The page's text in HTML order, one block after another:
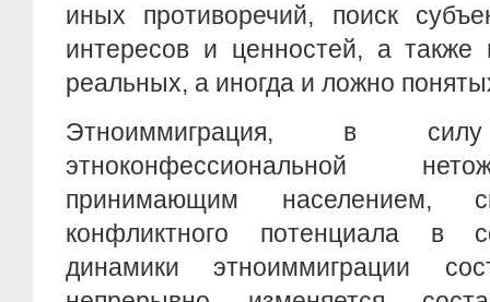
иных противоречий, поиск
интересов и ценностей, а также
реальных, а иногда и ложно
Этноиммиграция, в силу
этноконфессиональной
принимающим населением,
конфликтного потенциала в
динамики этноиммиграции